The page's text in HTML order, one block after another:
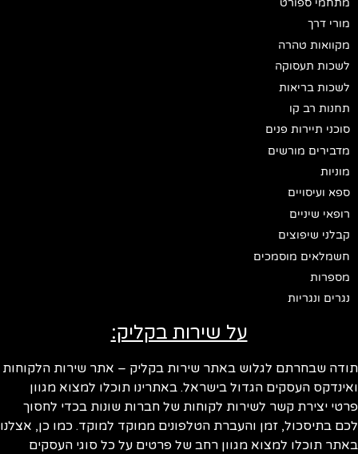
מתחמי ספורט
מורי דרך
מקוואות טהרה
לשכות תעסוקה
לשכות בריאות
תחנות רב קו
סוכני תיירות פנים
מדבירים מורשים
מוניות
ספא ועיסויים
רופאי שיניים
קבלני שיפוצים
חשמלאים מוסמכים
מספרות
נגרים ונגריות
על שירות בקליק:
תודה שבחרתם לגלוש באתר שירות בקליק – אתר שירות הלקוחות
ואינדקס העסקים הגדול בישראל. באתרינו תוכלו למצוא מגוון
פרטי יצירת קשר לשירות לקוחות של חברות שונות בכדי לחסוך
לכם בתיסכול, זמן והעברת הטלפונים ממוקד למוקד. כמו כן, אצלנו
באתר תוכלו למצוא מגוון רחב של פרטים על כל סוגי העסקים